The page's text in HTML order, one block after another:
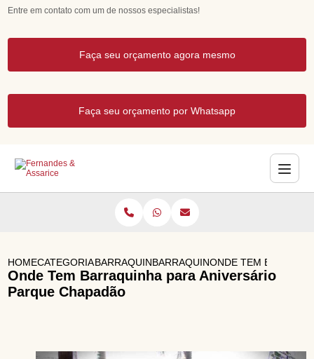
Entre em contato com um de nossos especialistas!
Faça seu orçamento agora mesmo
Faça seu orçamento por Whatsapp
HOMECATEGORIASBARRAQUINHAS PARA EVENTOS
BARRAQUINHA PARA
ONDE TEM
Onde Tem Barraquinha para Aniversário
Parque Chapadão